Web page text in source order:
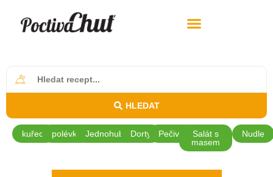
HLEDAT
kuřecí polévky JednohubkyDorty Pečivo
Salát s
masem
Nudle